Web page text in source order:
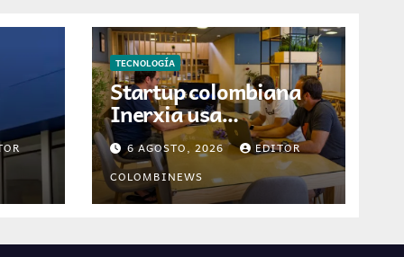
TECNOLOGÍA
Startup colombiana
Inerxia usa
inteligencia artificial
para optimizar
servicios de internet
6 AGOSTO, 2026
EDITOR
COLOMBINEWS